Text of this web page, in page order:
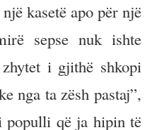
kasetë apo për një
sepse nuk ishte
i gjithë shkopi
nga ta zësh pastaj”,
populli që ja hipin të